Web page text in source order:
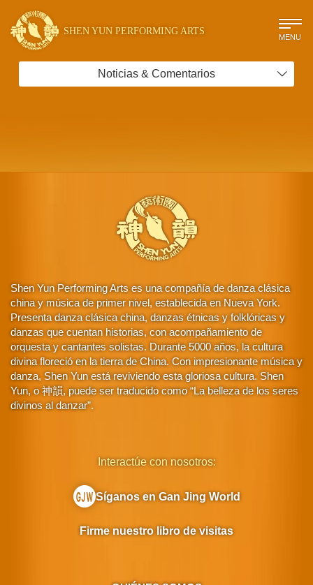
SHEN YUN PERFORMING ARTS MENU
Noticias & Comentarios
Shen Yun Performing Arts es una compañía de danza clásica
china y música de primer nivel, establecida en Nueva York.
Presenta danza clásica china, danzas étnicas y folklóricas y
danzas que cuentan historias, con acompañamiento de
orquesta y cantantes solistas. Durante 5000 años, la cultura
divina floreció en la tierra de China. Con impresionante música y
danza, Shen Yun está reviviendo esta gloriosa cultura. Shen
Yun, o 神韻, puede ser traducido como “La belleza de los seres
divinos al danzar”.
Interactúe con nosotros:
Síganos en Gan Jing World
Firme nuestro libro de visitas